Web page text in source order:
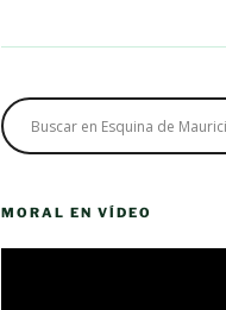
MORAL EN VÍDEO